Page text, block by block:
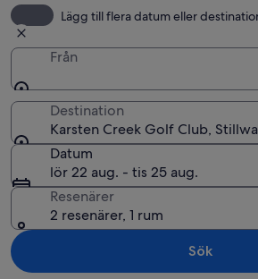
Lägg till flera datum eller
Från
Destination
Karsten Creek Golf Club,
Datum
lör 22 aug. - tis 25 aug.
Resenärer
2 resenärer, 1 rum
Sök